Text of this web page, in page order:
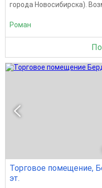
города Новосибирска).
Роман
Торговое помещение,
эт.